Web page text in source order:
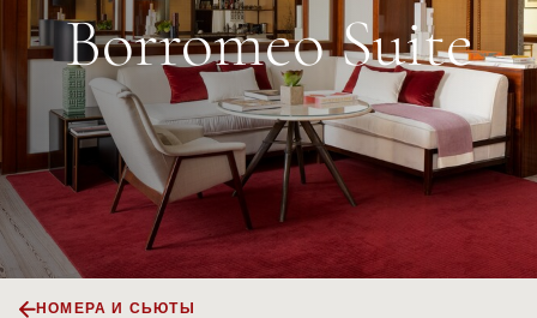
Borromeo Suite
НОМЕРА И СЬЮТЫ